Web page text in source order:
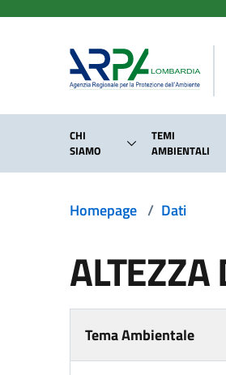
CHI
SIAMO
TEMI
AMBIENTALI
Homepage / Dati
Tema Ambientale